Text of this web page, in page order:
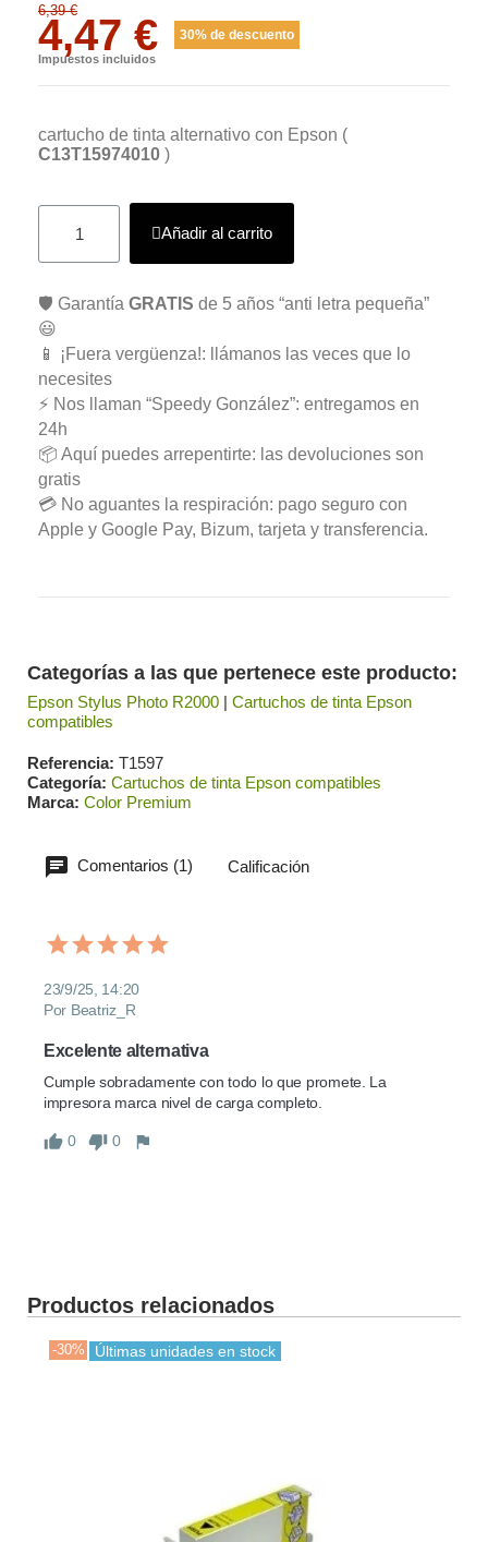
6,39 €
4,47 € 30% de descuento
Impuestos incluidos
cartucho de tinta alternativo con Epson (
C13T15974010 )
Añadir al carrito
🛡️ Garantía GRATIS de 5 años “anti letra pequeña”
😃
📱 ¡Fuera vergüenza!: llámanos las veces que lo
necesites
⚡ Nos llaman “Speedy González”: entregamos en
24h
📦 Aquí puedes arrepentirte: las devoluciones son
gratis
💳 No aguantes la respiración: pago seguro con
Apple y Google Pay, Bizum, tarjeta y transferencia.
Categorías a las que pertenece este producto:
Epson Stylus Photo R2000 | Cartuchos de tinta Epson
compatibles
Referencia T1597
Categoría Cartuchos de tinta Epson compatibles
Marca Color Premium
Comentarios (1) Calificación
23/9/25, 14:20
Por Beatriz_R
Excelente alternativa
Cumple sobradamente con todo lo que promete. La
impresora marca nivel de carga completo.
0 0
Productos relacionados
-30% Últimas unidades en stock